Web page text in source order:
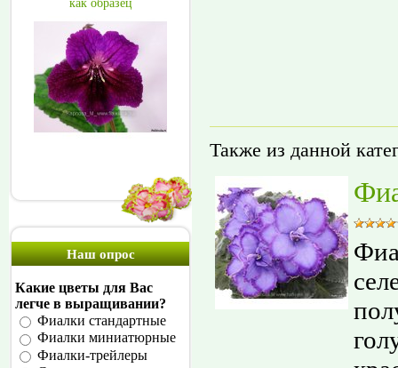
как образец
Наш опрос
Какие цветы для Вас
легче в выращивании?
Фиалки стандартные
Фиалки миниатюрные
Фиалки-трейлеры
Также из данной